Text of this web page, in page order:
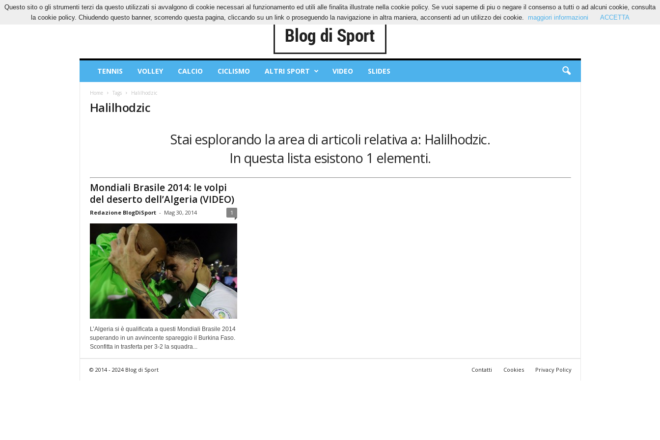
GIOVEDÌ, 6 AGOSTO 2026 CONTATTI COOKIES PRIVACY POLICY
Sport
TENNIS VOLLEY CALCIO CICLISMO ALTRI SPORT VIDEO SLIDES
Home Tags Halilhodzic
Halilhodzic
Stai esplorando la area di articoli relativa a: Halilhodzic.
In questa lista esistono 1 elementi.
Mondiali Brasile 2014: le volpi
del deserto dell’Algeria (VIDEO)
Redazione BlogDiSport - Mag 30, 2014 1
L’Algeria si è qualificata a questi Mondiali Brasile 2014
superando in un avvincente spareggio il Burkina Faso.
Sconfitta in trasferta per 3-2 la squadra...
Contatti Cookies Privacy Policy
© 2014 - 2024 Blog di Sport
Questo sito o gli strumenti terzi da questo utilizzati si avvalgono di cookie necessari al funzionamento ed utili alle finalita illustrate nella cookie policy. Se vuoi saperne di piu o negare il consenso a tutti o ad alcuni cookie, consulta
la cookie policy. Chiudendo questo banner, scorrendo questa pagina, cliccando su un link o proseguendo la navigazione in altra maniera, acconsenti ad un utilizzo dei cookie.
maggiori informazioni ACCETTA